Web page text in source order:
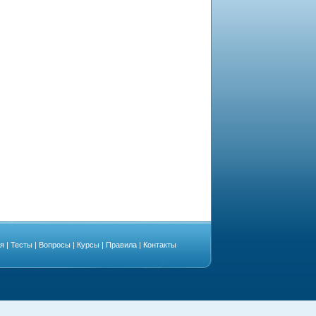
| Тесты | Вопросы | Курсы | Правила | Контакты